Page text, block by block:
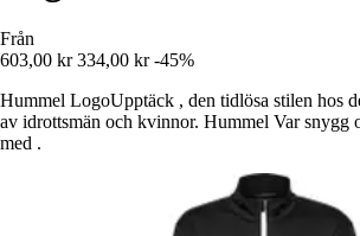
Från
603,00 kr 334,00 kr -45%
Hummel LogoUpptäck , den tidlösa stilen hos
av idrottsmän och kvinnor. Hummel Var snygg
med .